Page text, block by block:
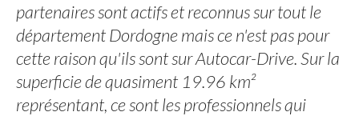
partenaires sont actifs et reconnus sur tout le
département Dordogne mais ce n'est pas pour
cette raison qu'ils sont sur Autocar-Drive. Sur la
superficie de quasiment 19.96 km²
représentant, ce sont les professionnels qui